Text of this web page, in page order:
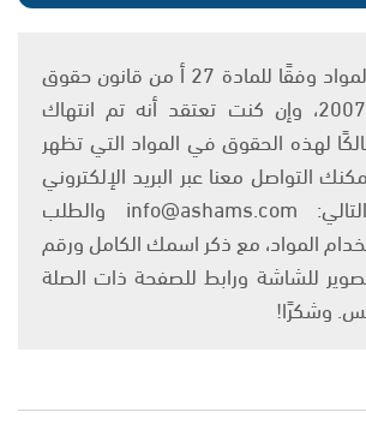
يتم الاستخدام المواد وفقًا للمادة 27 أ من قانون حقوق
التأليف والنشر 2007، وإن كنت تعتقد أنه تم انتهاك
لهذه الحقوق في المواد التي تظهر
التواصل معنا عبر البريد الإلكتروني
على العنوان التالي: info@ashams.com والطلب
المواد، مع ذكر اسمك الكامل ورقم
للشاشة ورابط للصفحة ذات الصلة
وشكرًا!